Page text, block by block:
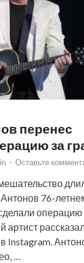
перенес
за
- Оставьте
76-
операцию
Instagram.
…